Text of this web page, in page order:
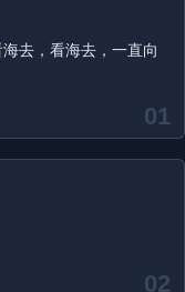
01
去，看海去，一直向
02